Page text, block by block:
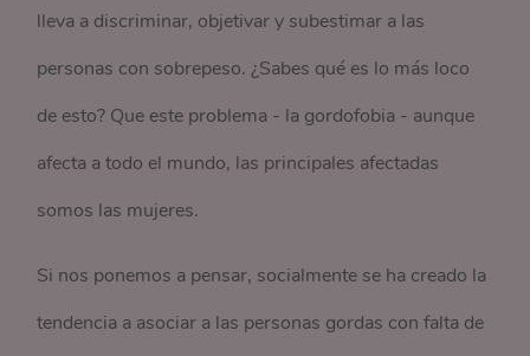
lleva a discriminar, objetivar y subestimar a las
personas con sobrepeso. ¿Sabes qué es lo más loco
de esto? Que este problema - la gordofobia - aunque
afecta a todo el mundo, las principales afectadas
somos las mujeres.
Si nos ponemos a pensar, socialmente se ha creado la
tendencia a asociar a las personas gordas con falta de